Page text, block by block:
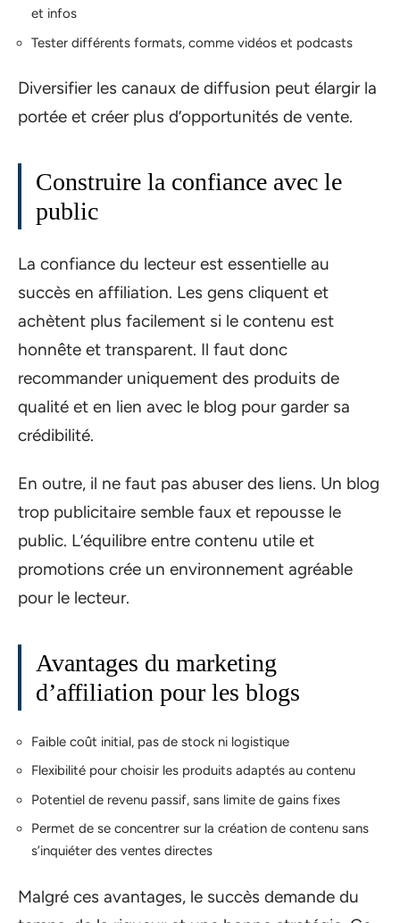
et infos
Tester différents formats, comme vidéos et podcasts
Diversifier les canaux de diffusion peut élargir la
portée et créer plus d’opportunités de vente.
Construire la confiance avec le
public
La confiance du lecteur est essentielle au
succès en affiliation. Les gens cliquent et
achètent plus facilement si le contenu est
honnête et transparent. Il faut donc
recommander uniquement des produits de
qualité et en lien avec le blog pour garder sa
crédibilité.
En outre, il ne faut pas abuser des liens. Un blog
trop publicitaire semble faux et repousse le
public. L’équilibre entre contenu utile et
promotions crée un environnement agréable
pour le lecteur.
Avantages du marketing
d’affiliation pour les blogs
Faible coût initial, pas de stock ni logistique
Flexibilité pour choisir les produits adaptés au contenu
Potentiel de revenu passif, sans limite de gains fixes
Permet de se concentrer sur la création de contenu sans
s’inquiéter des ventes directes
Malgré ces avantages, le succès demande du